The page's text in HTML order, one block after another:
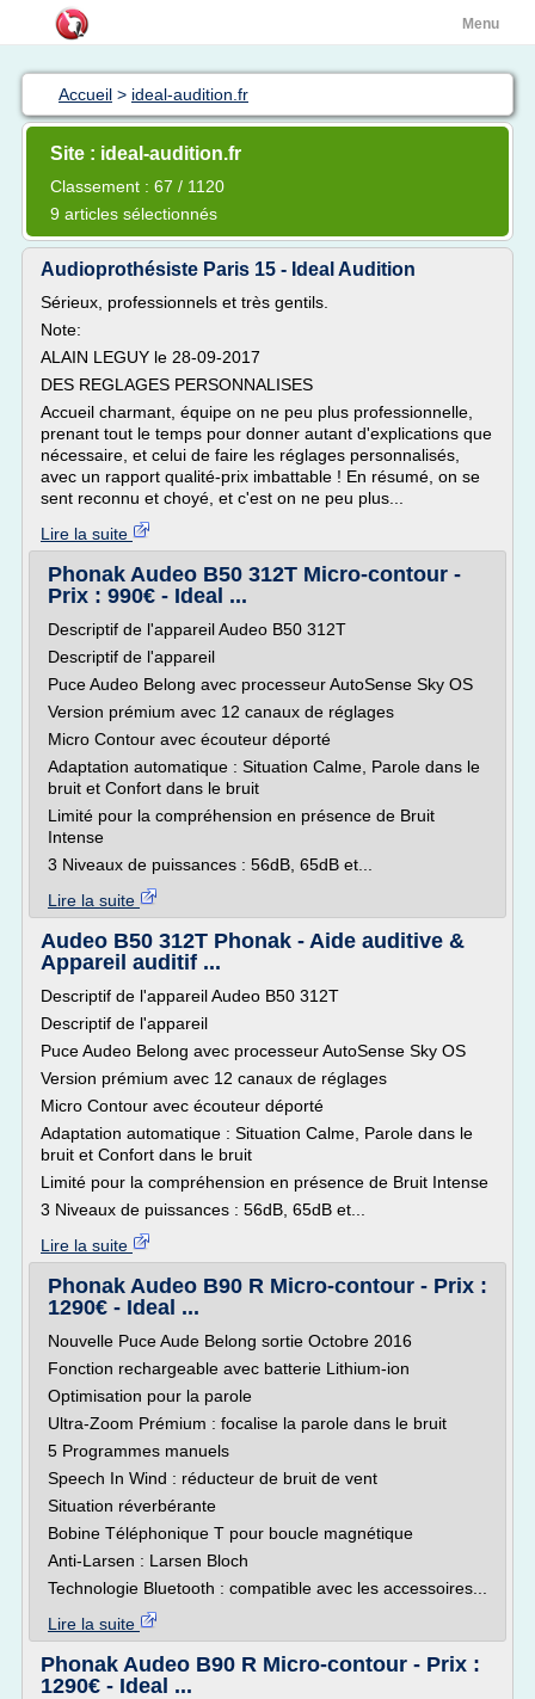
Menu
Accueil > ideal-audition.fr
Site : ideal-audition.fr
Classement : 67 / 1120
9 articles sélectionnés
Audioprothésiste Paris 15 - Ideal Audition
Sérieux, professionnels et très gentils.
Note:
ALAIN LEGUY le 28-09-2017
DES REGLAGES PERSONNALISES
Accueil charmant, équipe on ne peu plus professionnelle,
prenant tout le temps pour donner autant d'explications que
nécessaire, et celui de faire les réglages personnalisés,
avec un rapport qualité-prix imbattable ! En résumé, on se
sent reconnu et choyé, et c'est on ne peu plus...
Lire la suite
Phonak Audeo B50 312T Micro-contour -
Prix : 990€ - Ideal ...
Descriptif de l'appareil Audeo B50 312T
Descriptif de l'appareil
Puce Audeo Belong avec processeur AutoSense Sky OS
Version prémium avec 12 canaux de réglages
Micro Contour avec écouteur déporté
Adaptation automatique : Situation Calme, Parole dans le
bruit et Confort dans le bruit
Limité pour la compréhension en présence de Bruit
Intense
3 Niveaux de puissances : 56dB, 65dB et...
Lire la suite
Audeo B50 312T Phonak - Aide auditive &
Appareil auditif ...
Descriptif de l'appareil Audeo B50 312T
Descriptif de l'appareil
Puce Audeo Belong avec processeur AutoSense Sky OS
Version prémium avec 12 canaux de réglages
Micro Contour avec écouteur déporté
Adaptation automatique : Situation Calme, Parole dans le
bruit et Confort dans le bruit
Limité pour la compréhension en présence de Bruit Intense
3 Niveaux de puissances : 56dB, 65dB et...
Lire la suite
Phonak Audeo B90 R Micro-contour - Prix :
1290€ - Ideal ...
Nouvelle Puce Aude Belong sortie Octobre 2016
Fonction rechargeable avec batterie Lithium-ion
Optimisation pour la parole
Ultra-Zoom Prémium : focalise la parole dans le bruit
5 Programmes manuels
Speech In Wind : réducteur de bruit de vent
Situation réverbérante
Bobine Téléphonique T pour boucle magnétique
Anti-Larsen : Larsen Bloch
Technologie Bluetooth : compatible avec les accessoires...
Lire la suite
Phonak Audeo B90 R Micro-contour - Prix :
1290€ - Ideal ...